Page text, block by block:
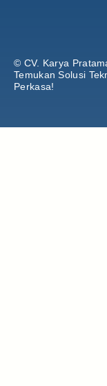
© CV. Karya
Temukan Solusi
Perkasa!